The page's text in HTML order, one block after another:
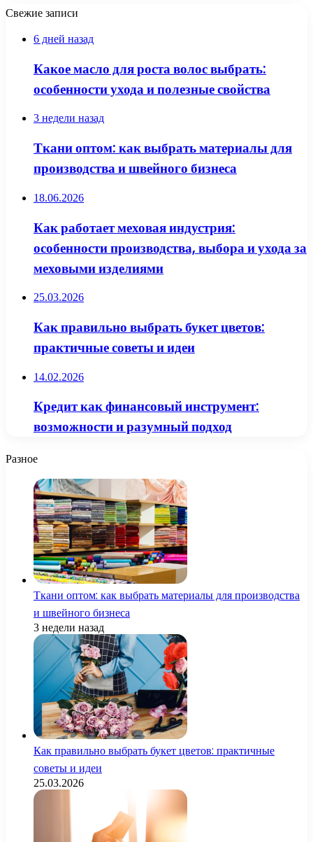
Свежие записи
6 дней назад
Какое масло для роста волос выбрать:
особенности ухода и полезные свойства
3 недели назад
Ткани оптом: как выбрать материалы для
производства и швейного бизнеса
18.06.2026
Как работает меховая индустрия:
особенности производства, выбора и ухода за
меховыми изделиями
25.03.2026
Как правильно выбрать букет цветов:
практичные советы и идеи
14.02.2026
Кредит как финансовый инструмент:
возможности и разумный подход
Разное
Ткани оптом: как выбрать материалы для производства
и швейного бизнеса
3 недели назад
Как правильно выбрать букет цветов: практичные
советы и идеи
25.03.2026